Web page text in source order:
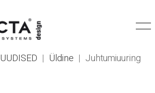
UUDISED | Üldine | Juhtumiuuring